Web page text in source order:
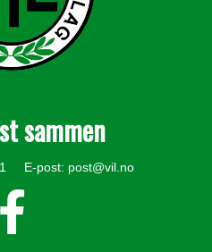
sammen
E-post: post@vil.no